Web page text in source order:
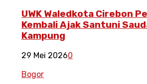
UWK Waledkota Cirebon
Kembali Ajak Santuni
Kampung
29 Mei 20260
Bogor